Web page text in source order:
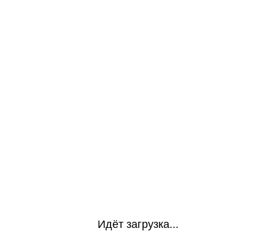
Идёт загрузка...